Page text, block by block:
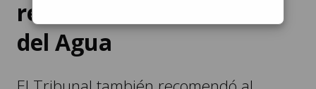
resolución del Tribunal
del Agua